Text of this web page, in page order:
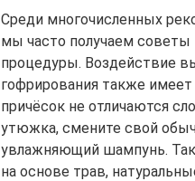
Среди многочисленных
мы часто получаем советы
процедуры. Воздействие
гофрирования также
причёсок не отличаются
утюжка, смените свой
увлажняющий шампунь.
на основе трав,